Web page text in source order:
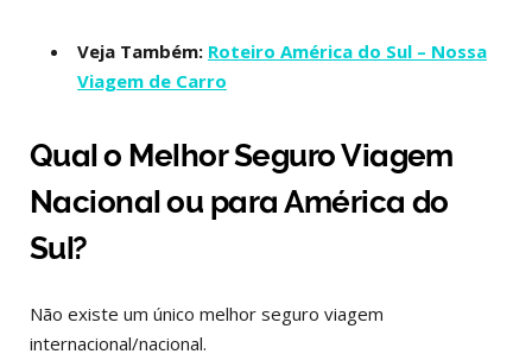
Veja Também: Roteiro América do Sul – Nossa
Viagem de Carro
Qual o Melhor Seguro Viagem
Nacional ou para América do
Sul?
Não existe um único melhor seguro viagem
internacional/nacional.